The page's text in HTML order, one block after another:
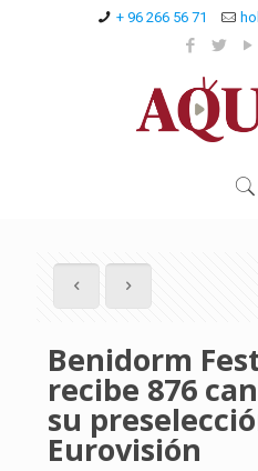
+ 96 266 56 71
Benidorm
recibe 876
su
Eurovisión